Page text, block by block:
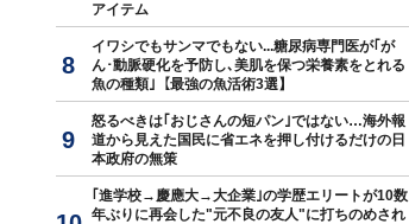
アイテム
イワシでもサンマでもない...糖尿病専門医が｢が
ん･動脈硬化を予防し､美肌を保つ栄養素をとれる
魚の種類｣【最強の魚活術3選】
怒るべきは｢おじさんの短パン｣ではない…海外報
道から見えた国民に省エネを押し付けるだけの日
本政府の無策
｢進学校→慶應大→大企業｣の学歴エリートが10数
年ぶりに再会した"元不良の友人"に打ちのめされ